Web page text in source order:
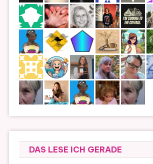
DAS LESE ICH GERADE